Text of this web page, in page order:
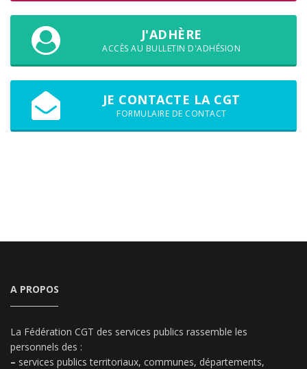
J'ADHÈRE
ACCÈS AU BULLETIN D'ADHÉSION
JE CONTACTE LA CGT
FORMULAIRE DE CONTACT
A PROPOS
La Fédération CGT des services publics rassemble les
personnels des :
– services publics territoriaux, communes, départements,